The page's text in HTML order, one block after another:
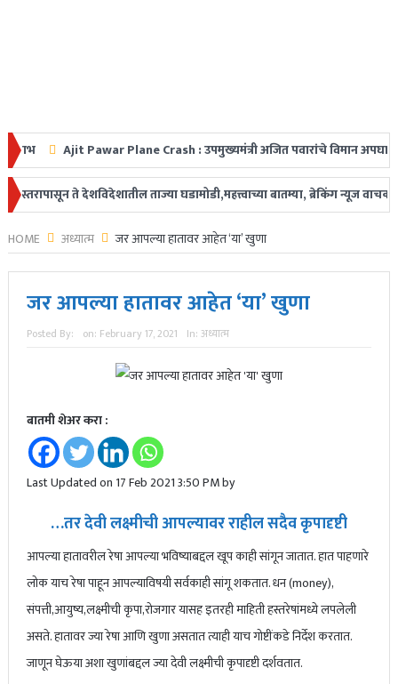
Ajit Pawar Plane Crash : उपमुख्यमंत्री अजित पवारांचे विमान अपघातात निधन,
धडक
देशविदेशातील ताज्या घडामोडी,महत्त्वाच्या बातम्या, ब्रेकिंग न्यूज
HOME अध्यात्म जर आपल्या हातावर आहेत ‘या’ खुणा
जर आपल्या हातावर आहेत ‘या’ खुणा
Posted By: on: February 17, 2021 In: अध्यात्म
बातमी शेअर करा :
Last Updated on 17 Feb 2021 3:50 PM by
…तर देवी लक्ष्मीची आपल्यावर राहील सदैव कृपादृष्टी
आपल्या हातावरील रेषा आपल्या भविष्याबद्दल खूप काही सांगून जातात. हात पाहणारे
लोक याच रेषा पाहून आपल्याविषयी सर्वकाही सांगू शकतात. धन (money),
संपत्ती,आयुष्य,लक्ष्मीची कृपा,रोजगार यासह इतरही माहिती हस्तरेषांमध्ये लपलेली
असते. हातावर ज्या रेषा आणि खुणा असतात त्याही याच गोष्टींकडे निर्देश करतात.
जाणून घेऊया अशा खुणांबद्दल ज्या देवी लक्ष्मीची कृपादृष्टी दर्शवतात.